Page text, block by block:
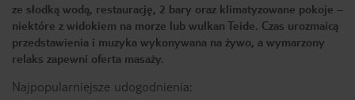
ze słodką wodą, restaurację, 2 bary oraz klimatyzowane pokoje –
niektóre z widokiem na morze lub wulkan Teide. Czas urozmaicą
przedstawienia i muzyka wykonywana na żywo, a wymarzony
relaks zapewni oferta masaży.
Najpopularniejsze udogodnienia: